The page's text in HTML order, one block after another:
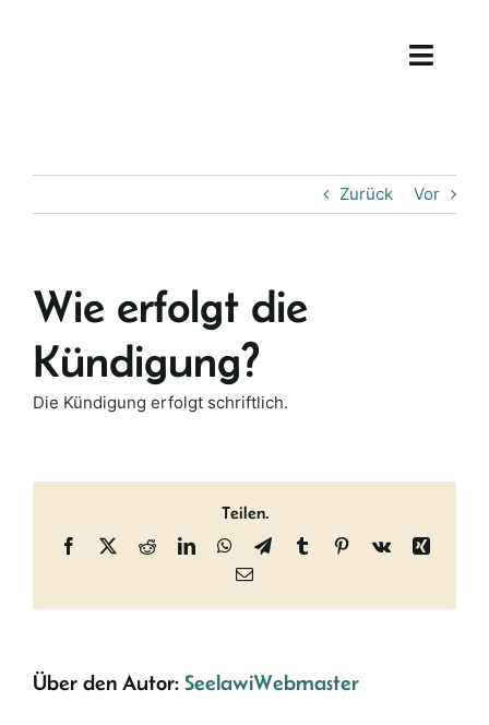
Toggle
Aktuelles & Rezepte
Fragen & Antworten
Zurück Vor
Wie erfolgt die
Kündigung?
Die Kündigung erfolgt schriftlich.
Teilen.
Facebook
X RedditLinkedInWhatsApp
TelegramTumblrPinterest
Vk
Xing
E-
Über den Autor: SeelawiWebmaster